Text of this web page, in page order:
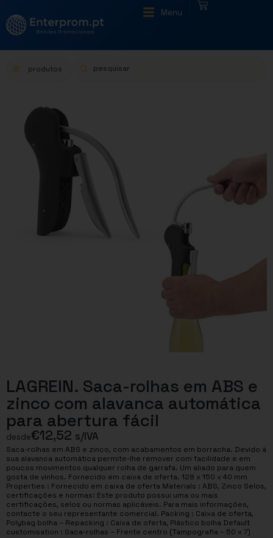
Menu
produtos
LAGREIN. Saca-rolhas em ABS e
zinco com alavanca automática
para abertura fácil
desde€12,52 s/IVA
Saca-rolhas em ABS e zinco, com acabamentos em borracha. Devido à
sua alavanca automática permite-lhe remover com facilidade e em
poucos movimentos qualquer rolha de garrafa. Um aliado para quem
gosta de vinhos. Fornecido em caixa de oferta. 128 x 150 x 40 mm
Properties : Fornecido em caixa de oferta Materials : ABS, Zinco Selos,
certificações e normas: Este produto possui uma ou mais
certificações, selos ou normas aplicáveis. Para mais informações,
contacte o seu representante comercial. Packing : Caixa de oferta,
Polybag bolha – Repacking : Caixa de oferta, Plástico bolha Default
customisation : Saca-rolhas – Frente centro (Tampografia – 50 x 7)